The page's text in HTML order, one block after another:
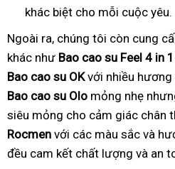
khác biệt cho mỗi cuộc yêu.
Ngoài ra, chúng tôi còn cung
khác như Bao cao su Feel 4 in 1
Bao cao su OKvới nhiều hương
Bao cao su Olo mỏng nhẹ
siêu mỏng cho cảm giác chân
Rocmen với các màu sắc và
đều cam kết chất lượng và an